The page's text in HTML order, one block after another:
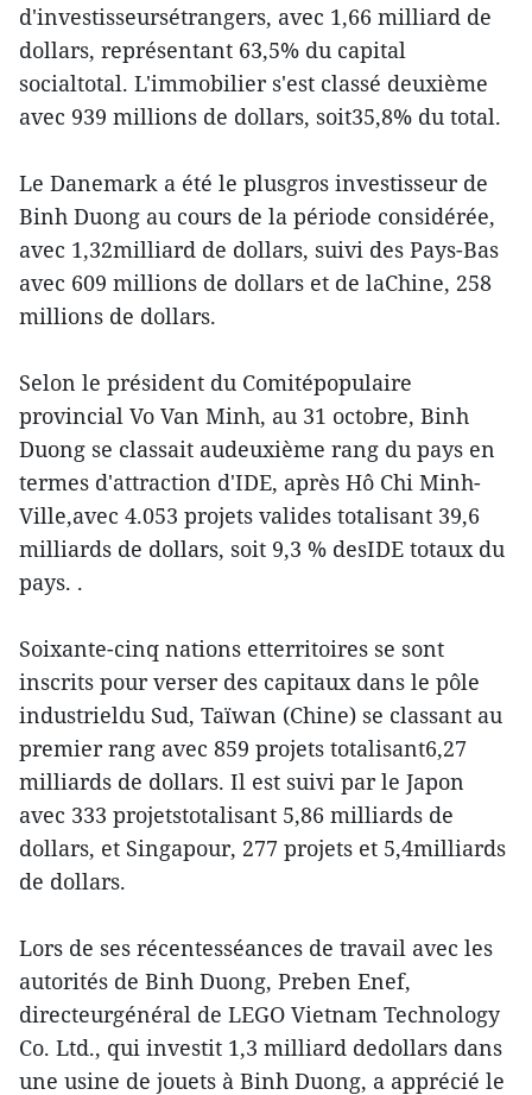
d'investisseursétrangers, avec 1,66 milliard de
dollars, représentant 63,5% du capital
socialtotal. L'immobilier s'est classé deuxième
avec 939 millions de dollars, soit35,8% du total.
Le Danemark a été le plusgros investisseur de
Binh Duong au cours de la période considérée,
avec 1,32milliard de dollars, suivi des Pays-Bas
avec 609 millions de dollars et de laChine, 258
millions de dollars.
Selon le président du Comitépopulaire
provincial Vo Van Minh, au 31 octobre, Binh
Duong se classait audeuxième rang du pays en
termes d'attraction d'IDE, après Hô Chi Minh-
Ville,avec 4.053 projets valides totalisant 39,6
milliards de dollars, soit 9,3 % desIDE totaux du
pays. .
Soixante-cinq nations etterritoires se sont
inscrits pour verser des capitaux dans le pôle
industrieldu Sud, Taïwan (Chine) se classant au
premier rang avec 859 projets totalisant6,27
milliards de dollars. Il est suivi par le Japon
avec 333 projetstotalisant 5,86 milliards de
dollars, et Singapour, 277 projets et 5,4milliards
de dollars.
Lors de ses récentesséances de travail avec les
autorités de Binh Duong, Preben Enef,
directeurgénéral de LEGO Vietnam Technology
Co. Ltd., qui investit 1,3 milliard dedollars dans
une usine de jouets à Binh Duong, a apprécié le